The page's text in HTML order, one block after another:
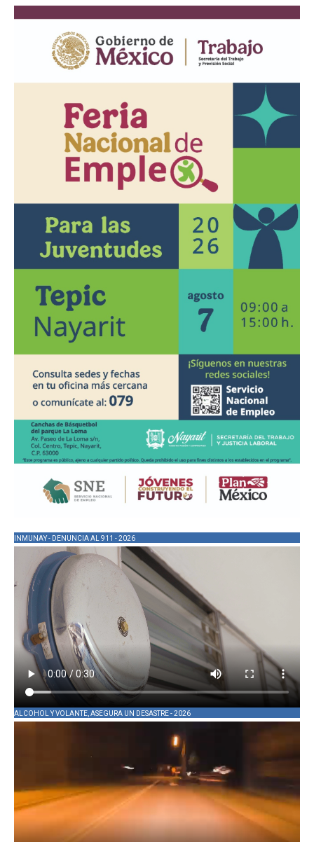
INMUNAY - DENUNCIA AL 911 - 2026
ALCOHOL Y VOLANTE, ASEGURA UN DESASTRE - 2026